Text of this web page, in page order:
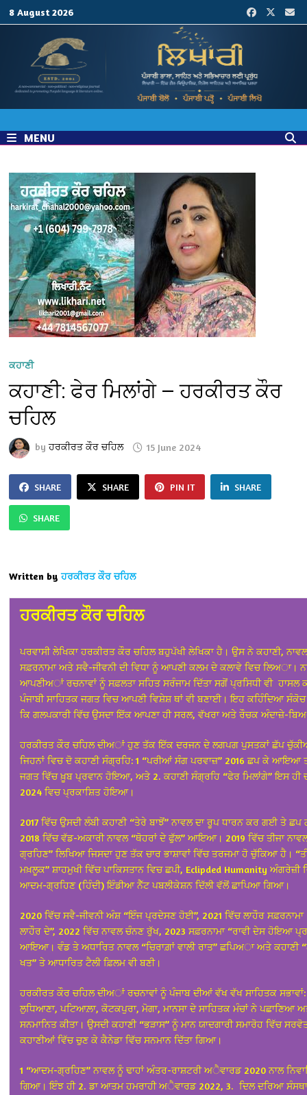
8 August 2026
MENU
ਕਹਾਣੀ
ਕਹਾਣੀ: ਫੇਰ ਮਿਲਾਂਗੇ — ਹਰਕੀਰਤ ਕੌਰ
ਚਹਿਲ
byਹਰਕੀਰਤ ਕੌਰ ਚਹਿਲ 15 June 2024
SHARE SHARE PIN IT SHARE
SHARE
Written by ਹਰਕੀਰਤ ਕੌਰ ਚਹਿਲ
ਹਰਕੀਰਤ ਕੌਰ ਚਹਿਲ
ਪਰਵਾਸੀ ਲੇਖਿਕਾ ਹਰਕੀਰਤ ਕੌਰ ਚਹਿਲ ਬਹੁਪੱਖੀ ਲੇਖਿਕਾ ਹੈ। ਉਸ ਨੇ ਕਹਾਣੀ,
ਸਫ਼ਰਨਾਮਾ ਅਤੇ ਸਵੈ-ਜੀਵਨੀ ਦੀ ਵਿਧਾ ਨੂੰ ਆਪਣੀ ਕਲਮ ਦੇ ਕਲਾਵੇ ਵਿਚ ਲਿਅਾ।
ਆਪਣੀਅਾਂ ਰਚਨਾਵਾਂ ਨੂੰ ਸਫ਼ਲਤਾ ਸਹਿਤ ਸਰੰਜਾਮ ਦਿੱਤਾ ਸਗੋਂ ਪ੍ਰਸਿਧੀ ਵੀ ਹਾਸਲ
ਪੰਜਾਬੀ ਸਾਹਿਤਕ ਜਗਤ ਵਿਚ ਆਪਣੀ ਵਿਸ਼ੇਸ਼ ਥਾਂ ਵੀ ਬਣਾਈ। ਇਹ ਕਹਿੰਦਿਆ ਸੰਕੋਚ
ਕਿ ਗਲਪਕਾਰੀ ਵਿੱਚ ਉਸਦਾ ਇੱਕ ਆਪਣਾ ਹੀ ਸਰਲ, ਵੱਖਰਾ ਅਤੇ ਰੌਚਕ ਅੰਦਾਜ਼ੇ-
ਹਰਕੀਰਤ ਕੌਰ ਚਹਿਲ ਦੀਅਾਂ ਹੁਣ ਤੱਕ ਇੱਕ ਦਰਜਨ ਦੇ ਲਗਪਗ ਪੁਸਤਕਾਂ ਛੱਪ
ਜਿਹਨਾਂ ਵਿਚ ਦੋ ਕਹਾਣੀ ਸੰਗ੍ਰਹਿ: 1 “ਪਰੀਆਂ ਸੰਗ ਪਰਵਾਜ਼” 2016 ਛਪ ਕੇ ਆਇਆ
ਜਗਤ ਵਿੱਚ ਖ਼ੂਬ ਪ੍ਰਵਾਨ ਹੋਇਆ, ਅਤੇ 2. ਕਹਾਣੀ ਸੰਗ੍ਰਹਿ “ਫੇਰ ਮਿਲਾਂਗੇ” ਇਸ ਹੀ
2024 ਵਿਚ ਪ੍ਰਕਾਸ਼ਿਤ ਹੋਇਆ।
2017 ਵਿੱਚ ਉਸਦੀ ਲੰਬੀ ਕਹਾਣੀ “ਤੇਰੇ ਬਾਝੋਂ” ਨਾਵਲ ਦਾ ਰੂਪ ਧਾਰਨ ਕਰ ਗਈ ਤੇ
2018 ਵਿੱਚ ਵੱਡ-ਅਕਾਰੀ ਨਾਵਲ “ਥੋਹਰਾਂ ਦੇ ਫੁੱਲ” ਆਇਆ। 2019 ਵਿੱਚ ਤੀਜਾ
ਗ੍ਰਹਿਣ” ਲਿਖਿਆ ਜਿਸਦਾ ਹੁਣ ਤੱਕ ਚਾਰ ਭਾਸ਼ਾਵਾਂ ਵਿੱਚ ਤਰਜਮਾ ਹੋ ਚੁੱਕਿਆ ਹੈ।
ਮਖ਼ਲੂਕ” ਸ਼ਾਹਮੁਖੀ ਵਿੱਚ ਪਾਕਿਸਤਾਨ ਵਿਚ ਛਪੀ, Eclipded Humanity ਅੰਗਰੇਜ਼ੀ
ਆਦਮ-ਗ੍ਰਹਿਣ (ਹਿੰਦੀ) ਇੰਡੀਆ ਨੈੱਟ ਪਬਲੀਕੇਸ਼ਨ ਦਿੱਲੀ ਵੱਲੋਂ ਛਾਪਿਆ ਗਿਆ।
2020 ਵਿੱਚ ਸਵੈ-ਜੀਵਨੀ ਅੰਸ਼ “ਇੰਜ ਪ੍ਰਦੇਸਣ ਹੋਈ”, 2021 ਵਿੱਚ ਲਾਹੌਰ
ਲਾਹੌਰ ਦੇ”, 2022 ਵਿੱਚ ਨਾਵਲ ਚੰਨਣ ਰੁੱਖ, 2023 ਸਫ਼ਰਨਾਮਾ “ਰਾਵੀ ਦੇਸ ਹੋਇਆ
ਆਇਆ। ਵੰਡ ਤੇ ਅਧਾਰਿਤ ਨਾਵਲ “ਚਿਰਾਗ਼ਾਂ ਵਾਲੀ ਰਾਤ” ਛਪਿਅਾ ਅਤੇ ਕਹਾਣੀ
ਖਤ” ਤੇ ਆਧਾਰਿਤ ਟੈਲੀ ਫ਼ਿਲਮ ਵੀ ਬਣੀ।
ਹਰਕੀਰਤ ਕੌਰ ਚਹਿਲ ਦੀਅਾਂ ਰਚਨਾਵਾਂ ਨੂੰ ਪੰਜਾਬ ਦੀਆਂ ਵੱਖ ਵੱਖ ਸਾਹਿਤਕ ਸਭਾਵਾਂ:
ਲੁਧਿਆਣਾ, ਪਟਿਆਲ਼ਾ, ਕੋਟਕਪੁਰਾ, ਮੋਗਾ, ਮਾਨਸਾ ਦੇ ਸਾਹਿਤਕ ਮੰਚਾਂ ਨੇ ਪਛਾਣਿਆ
ਸਨਮਾਨਿਤ ਕੀਤਾ। ਉਸਦੀ ਕਹਾਣੀ “ਭੜਾਸ” ਨੂੰ ਮਾਨ ਯਾਦਗਾਰੀ ਸਮਾਰੋਹ ਵਿੱਚ
ਕਹਾਣੀਆਂ ਵਿੱਚ ਚੁਣ ਕੇ ਕੈਨੇਡਾ ਵਿੱਚ ਸਨਮਾਨ ਦਿੱਤਾ ਗਿਆ।
1 “ਆਦਮ-ਗ੍ਰਹਿਣ” ਨਾਵਲ ਨੂੰ ਢਾਹਾਂ ਅੰਤਰ-ਰਾਸ਼ਟਰੀ ਅੈਵਾਰਡ 2020 ਨਾਲ
ਗਿਆ। ਇੰਝ ਹੀ 2. ਡਾ ਆਤਮ ਹਮਰਾਹੀ ਅੈਵਾਰਡ 2022, 3. ਦਿਲ ਦਰਿਆ